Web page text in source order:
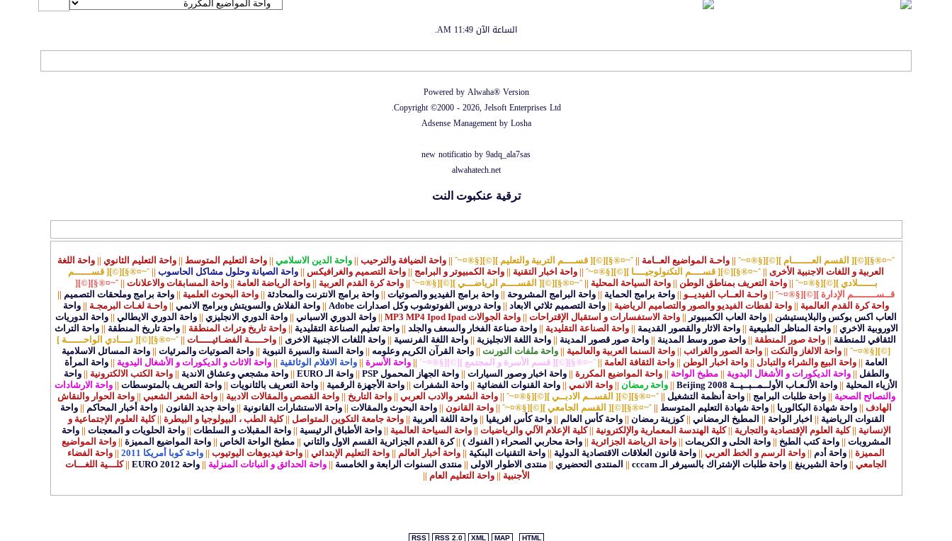
الساعة الآن11:49 AM
.
Powered by Alwaha® Version
Copyright ©2000 - 2026, Jelsoft Enterprises Ltd.
Adsense Management byLosha
new notificatio by9adq_ala7sas
alwahatech.net
ترقية عنكبوت النت
ˆ~¤®§][©][ القسم العـــــــام ][©][§®¤~ˆ || واحـة المواضيع العــامة || ˆ~¤®§][©][ قســــم التربية والتعليم ][©][§®¤~ˆ || واحة الضيافة والترحيب || واحة الدين الاسلامي || واحة التعليم المتوسط || واحة التعليم الثانوي || واحة اللغة
العربية و اللغات الاجنبية الأخرى || ˆ~¤®§][©][ قســــم التكنولوجيــــا ][©][§®¤~ˆ || واحة اخبار التقنية || واحة الكمبيوتر و البرامج || واحة التصميم والغرافيكس || واحة الصيانة وحلول مشاكل الحاسوب || ˆ~¤®§][©][ قســــــم
بــــــلادي ][©][§®¤~ˆ ||واحة التعريف بمناطق الوطن ||واحة السياحة المحلية ||ˆ~¤®§][©][ القســــم الرياضـــي ][©][§®¤~ˆ ||واحة كرة القدم العربية ||واحة الرياضة العامة ||واحة المسابقات والاعلانات ||
ˆ~¤®§][©][
قــســــــــم الإدارة ][©][§®¤~ˆ || واحـة العــاب الفيديــو || واحة برامج الحماية || واحة البرامج المشروحة || واحة برامج الفيديو والصوتيات || واحة برامج الانترنت والمحادثة || واحة البحوث العلمية || واحة برامج وملحقات التصميم ||
واحة كرة القدم العالمية || واحة لقطات الفيديو والصور والتصاميم الرياضية || واحة التصميم ثلاثي الابعاد || واحة دروس الفوتوشوب وكل اصدارات Adobe || واحة الفلاش والسويتش وبرامج الانمي || واحـة لغـات البرمجـة || واحة
العاب اكس بوكس والبلايستيشن || واحة العاب الكمبيوتر || واحة الاستفسارات و استقبال الإقتراحات || واحة الجوالات MP3 MP4 Ipod Ipad || واحة الدوري الاسباني || واحة الدوري الانجليزي || واحة الدوري الايطالي || واحة الدوريات
الاوروبية الاخري ||واحة المناظر الطبيعية ||واحة الاثار والقصور القديمة ||واحة الصناعة التقليدية ||واحة صناعة الفخار والسعف والجلد ||واحة تعليم الصناعة التقليدية ||واحة تاريخ وتراث المنطقة ||واحة تاريخ المنطقة ||واحة التراث
الثقافي للمنطقة ||واحة صور المنطقة ||واحة صور وسط المدينة ||واحة صور قصور المدينة ||واحة اللغة الانجليزية ||واحة اللغة الفرنسية ||واحة اللغات الاجنبية الاخرى ||واحـــــة الفضـائيـــــات ||ˆ~¤®§][©][ نــــادي الواحــــــة ]
[©][§®¤~ˆ
|| واحة الالغاز والنكت || واحة الصور والغرائب || واحة السنما العربية والعالمية || واحة ملفات التورنت || واحة القرآن الكريم وعلومه || واحة السنة والسيرة النبوية || واحة الصوتيات والمرئيات || واحة المسائل الاسلامية
العامة || واحة البيع والشراء والتبادل || واحة اخبار الوطن || واحة الثقافة العامة || ˆ~¤®§][©][ قسم الأسرة و المجتمع ][©][§®¤~ˆ || واحة الأسرة || واحة الافلام الوثائقية || واحة الاثاث و الديكورات و الأشغال اليدوية || واحة المرأة
والطفل ||واحة الديكورات و الأشغال اليدوية ||مطبخ الواحة ||واحة المواضيع المكررة ||واحة اخبار وصور السيارات ||واحة الجهاز المحمول PSP ||واحة الـ EURO ||واحة مشجعي وعشاق الاندية ||واحة الكتب الالكترونية ||واحة
الأزياء المحلية || واحة الألـعـاب الأولــمــبــيــة Beijing 2008 || واحة رمضان || واحة الانمي || واحة القنوات الفضائية || واحة الشفرات || واحة الأجهزة الرقمية || واحة التعريف بالثانويات || واحة التعريف بالمتوسطات || واحة الارشادات
والنصائح الصحية ||واحة طلبات البرامج ||واحة أنظمة التشغيل ||ˆ~¤®§][©][ القســم الادبــي ][©][§®¤~ˆ ||واحة الشعر والادب العربي ||واحة التاريخ ||واحة القصص والمقالات الادبية ||واحة الشعر الشعبي ||واحة الحوار والنقاش
الهادف || واحة شهادة البكالوريا || واحة شهادة التعليم المتوسط || ˆ~¤®§][©][ القسم الجامعي ][©][§®¤~ˆ || واحة القانون || واحة البحوث والمقالات || واحة الاستشارات القانونية || واحة جديد القانون || واحة أخبار المحاكم || واحة
القنوات الرياضية || اخبار الواحة || المطبخ الرمضاني ||كوزينة رمضان ||واحة كأس العالم ||واحة كأس افريقيا ||واحة اللغة العربية ||واحة جامعة التكوين المتواصل ||كلية الطب ، البيولوجيا و البيطرة ||كلية العلوم الإجتماعية و
الإنسانية ||كلية العلوم الإقتصادية والتجارية ||كلية الهندسة المعمارية والإلكترونية ||كلية الإعلام الآلي والرياضيات ||واحة السياحة العالمية ||واحة الأطباق الرئيسية ||واحة المقبلات و السلطات ||واحة الحلويات و المعجنات ||واحة
المشروبات ||واحة كتب الطبخ ||واحة الحلى و الكريمات ||واحة الرياضة الجزائرية ||واحة محاربي الصحراء ( الفنوك ) ||كرة القدم الجزائرية القسم الاول والثاني ||مطبخ الواحة الخاص ||واحة المواضيع المميزة ||واحة المواضيع
المميزة || واحة أدم || واحة الرسم و الخط العربي || واحة قانون العلاقات الاقتصادية الدولية || واحة التقنيات البنكية || واحة أخبار العالم || واحة التعليم الإبتدائي || واحة فيديوهات اليوتيوب || واحة كوبا أمريكا 2011 || واحة الفضاء
الجامعي || واحة الشيرينغ || واحة طلبات الإشتراك بالسيرفر الـ cccam || المنتدى التحضيري || منتدى الاطوار الاولى || منتدى السنوات الرابعة و الخامسة || واحة الحدائق و النباتات المنزلية || واحة EURO 2012 ||كلـــية اللغـــات
الأجنبية ||واحة التعليم العام ||
RSS RSS 2.0 XML MAP HTML